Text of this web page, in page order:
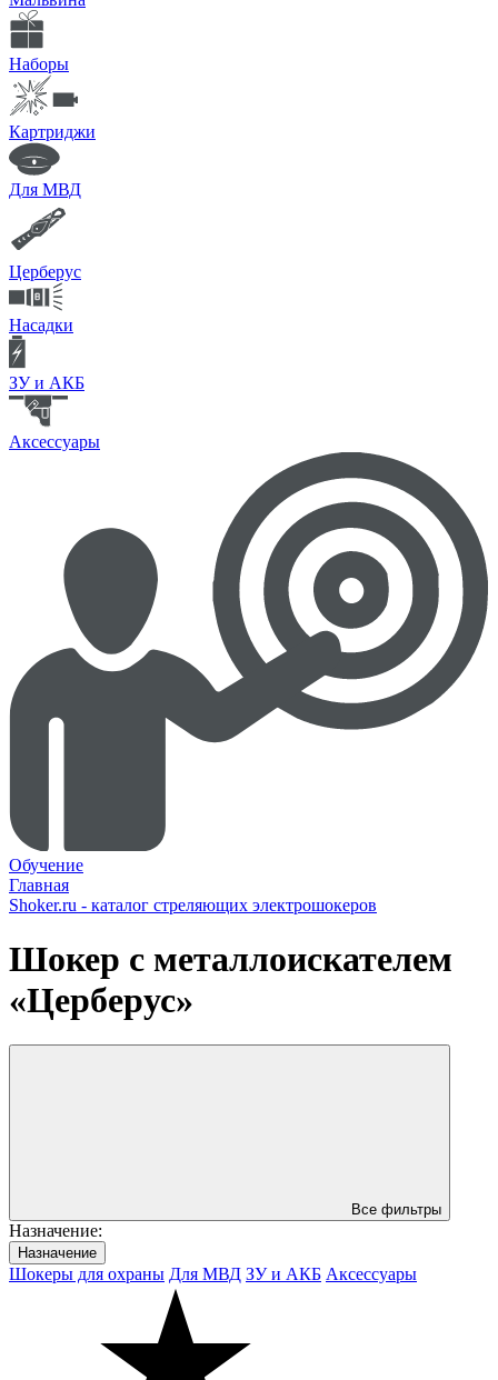
Наборы
Картриджи
Для МВД
Церберус
Насадки
ЗУ и АКБ
Аксессуары
Обучение
Главная
Shoker.ru - каталог стреляющих электрошокеров
Шокер с металлоискателем
«Церберус»
Все фильтры
Назначениe:
Назначениe
Шокеры для охраны Для МВД ЗУ и АКБ Аксессуары